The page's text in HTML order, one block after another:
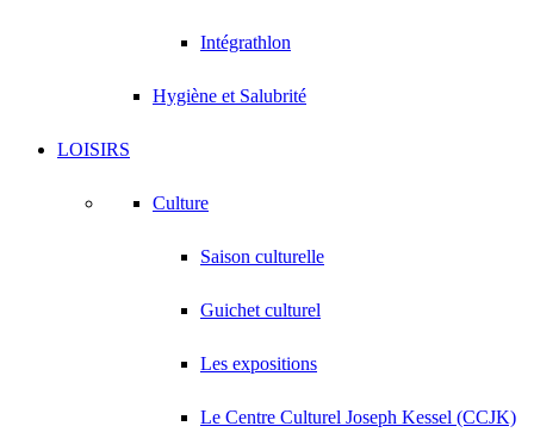
Intégrathlon
Hygiène et Salubrité
LOISIRS
Culture
Saison culturelle
Guichet culturel
Les expositions
Le Centre Culturel Joseph Kessel (CCJK)